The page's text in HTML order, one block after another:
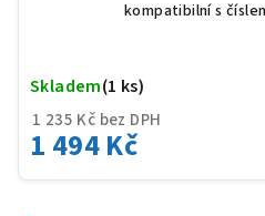
kompatibilní s
1 235 Kč bez DPH
1 494 Kč
Skladem(1 ks)